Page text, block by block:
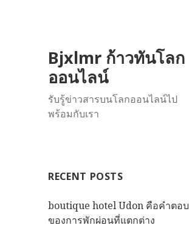
Bjxlmr ก้าวทันโลก
ออนไลน์
รับรู้ข่าวสารบนโลกออนไลน์ไป
พร้อมกับเรา
RECENT POSTS
boutique hotel Udon คือคำตอบ
ของการพักผ่อนที่แตกต่าง